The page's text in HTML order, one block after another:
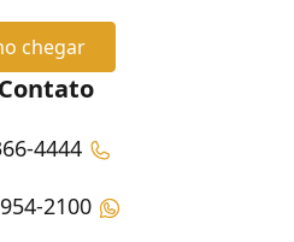
chegar
Contato
4444
2100